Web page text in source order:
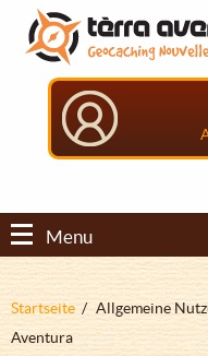
Direkt
zum
Inhalt
Aller
menu
principal
Aller
pied
Menu
Pfadnavigation
Startseite
Allgemeine
Aventura